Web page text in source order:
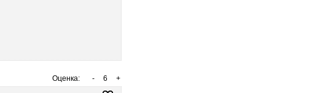
Оценка: +
6
-